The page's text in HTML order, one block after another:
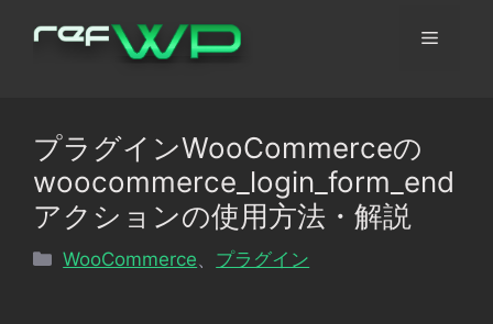
メ
ュ
プラグインWooCommerceの
woocommerce_login_form_end
アクションの使用方法・解説
カ
WooCommerce プラグイン